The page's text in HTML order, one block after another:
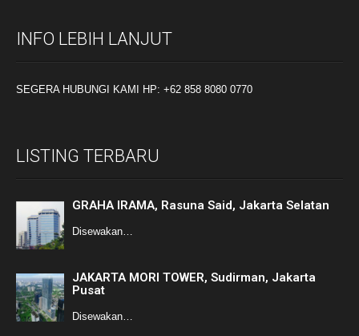
INFO LEBIH LANJUT
SEGERA HUBUNGI KAMI HP: +62 858 8080 0770
LISTING TERBARU
GRAHA IRAMA, Rasuna Said, Jakarta Selatan
Disewakan…
JAKARTA MORI TOWER, Sudirman, Jakarta
Pusat
Disewakan…